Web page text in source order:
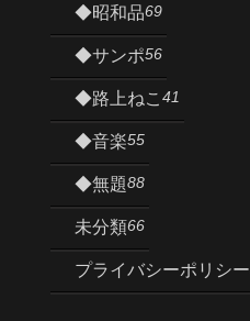
◆昭和品69
◆サンポ56
◆路上ねこ 41
◆音楽55
◆無題88
未分類66
プライバシーポリシー